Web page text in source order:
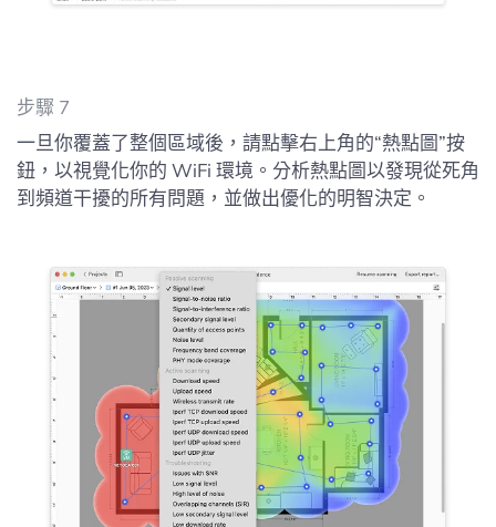
步驟 7
一旦你覆蓋了整個區域後，請點擊右上角的“熱點圖”按
鈕，以視覺化你的 WiFi 環境。分析熱點圖以發現從死角
到頻道干擾的所有問題，並做出優化的明智決定。